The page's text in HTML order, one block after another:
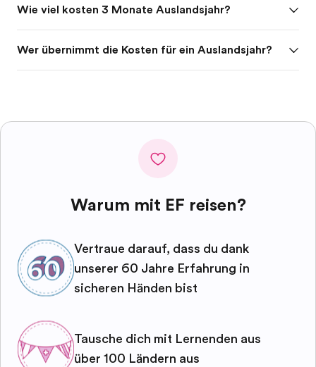
Wie viel kosten 3 Monate Auslandsjahr?
Wer übernimmt die Kosten für ein Auslandsjahr?
Warum mit EF reisen?
Vertraue darauf, dass du dank
unserer 60 Jahre Erfahrung in
sicheren Händen bist
Tausche dich mit Lernenden aus
über 100 Ländern aus